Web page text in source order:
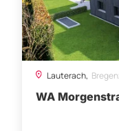
WA
Preis auf